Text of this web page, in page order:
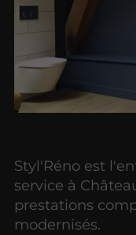
Styl'Réno est
service à
prestations
modernisés.